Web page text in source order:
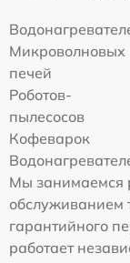
Микроволновых
печей
Роботов-
пылесосов
Кофеварок
Мы занимаемся
обслуживанием
гарантийного
работает